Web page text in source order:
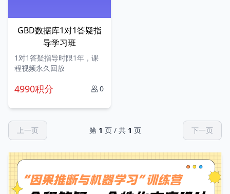
GBD数据库1对1答疑指
导学习班
1对1答疑指导时限1年，课
程视频永久回放
4990积分 0
上一页 第 1 页 / 共 1 页 下一页